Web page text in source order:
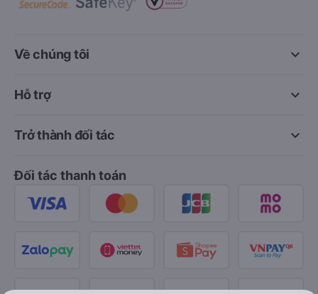
keyboard_arrow_down
Về chúng tôi
keyboard_arrow_down
Hỗ trợ
keyboard_arrow_down
Trở thành đối tác
Đối tác thanh toán